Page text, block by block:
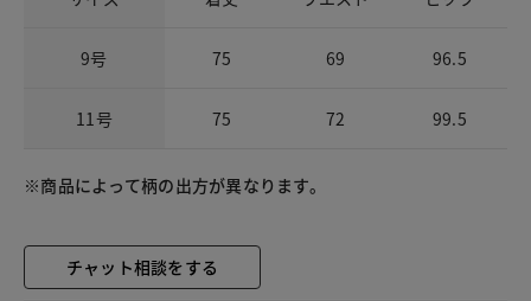
9号 75 69 96.5
11号 75 72 99.5
※商品によって柄の出方が異なります。
チャット相談をする